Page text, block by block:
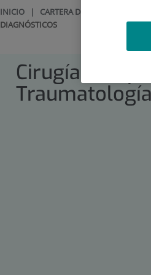
INICIO | CARTERA DE SERVICIOS
DIAGNÓSTICOS
Cirugía
Traumatología